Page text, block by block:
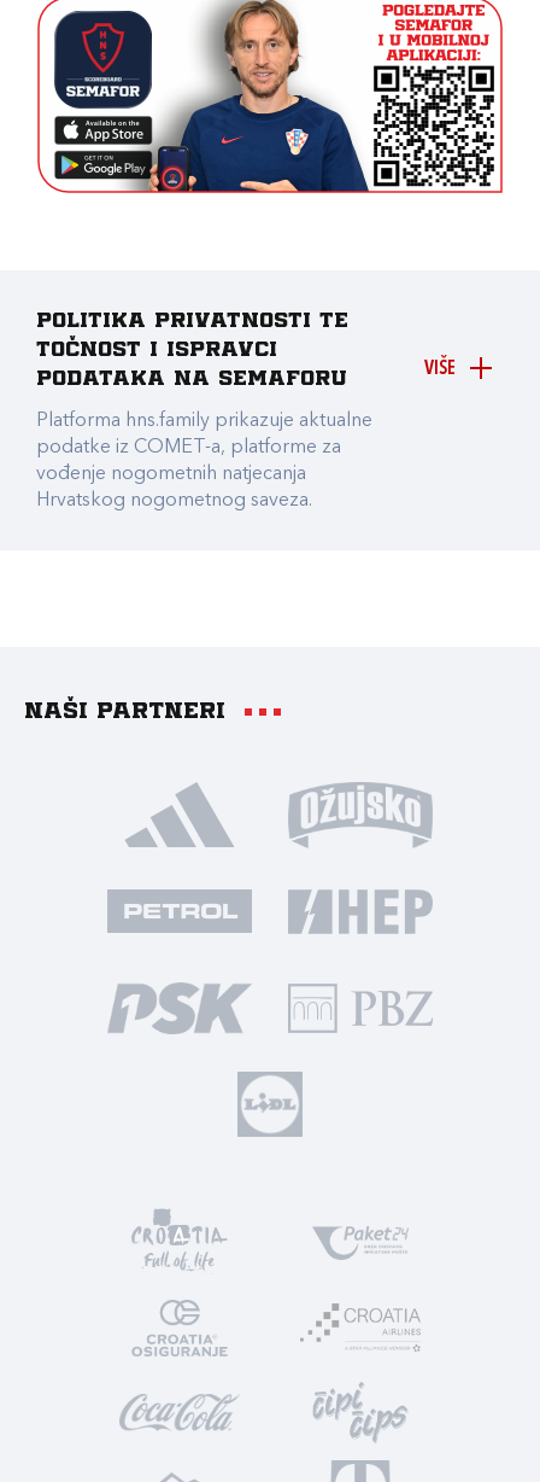
VIŠE
Politika privatnosti te
točnost i ispravci
podataka na Semaforu
Platforma hns.family prikazuje aktualne
podatke iz COMET-a, platforme za
vođenje nogometnih natjecanja
Hrvatskog nogometnog saveza.
Naši partneri